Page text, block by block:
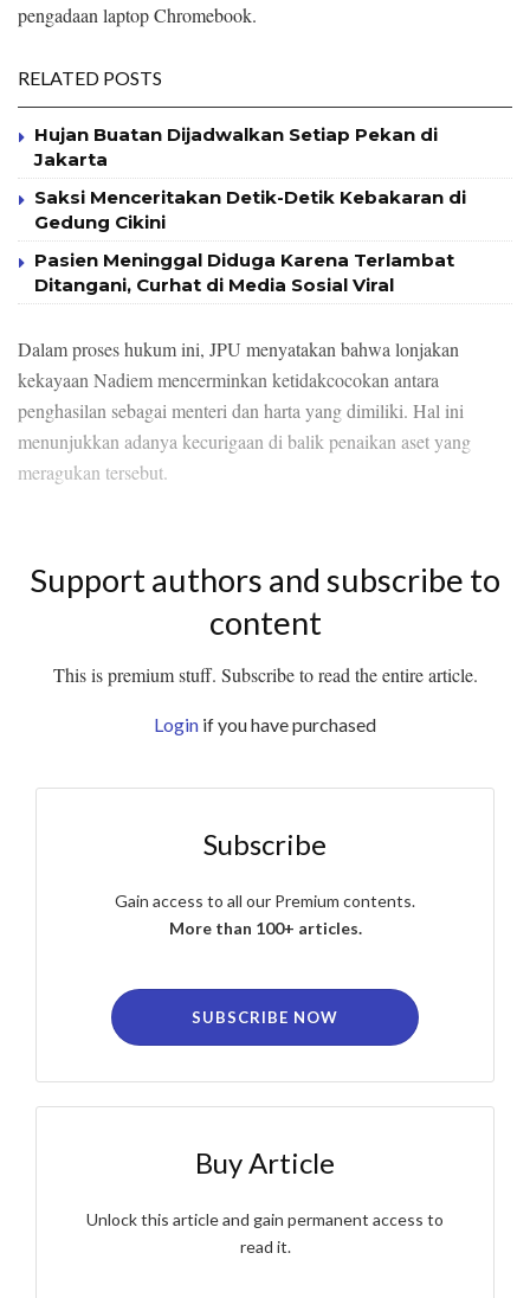
pengadaan laptop Chromebook.
RELATED POSTS
Hujan Buatan Dijadwalkan Setiap Pekan di
Jakarta
Saksi Menceritakan Detik-Detik Kebakaran di
Gedung Cikini
Pasien Meninggal Diduga Karena Terlambat
Ditangani, Curhat di Media Sosial Viral
Dalam proses hukum ini, JPU menyatakan bahwa lonjakan
kekayaan Nadiem mencerminkan ketidakcocokan antara
penghasilan sebagai menteri dan harta yang dimiliki. Hal ini
menunjukkan adanya kecurigaan di balik penaikan aset yang
meragukan tersebut.
Support authors and subscribe to
content
This is premium stuff. Subscribe to read the entire article.
Login if you have purchased
Subscribe
Gain access to all our Premium contents.
More than 100+ articles.
SUBSCRIBE NOW
Buy Article
Unlock this article and gain permanent access to
read it.